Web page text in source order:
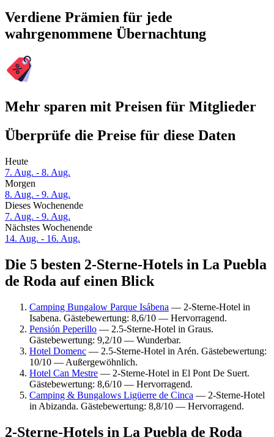
Verdiene Prämien für jede
wahrgenommene Übernachtung
Mehr sparen mit Preisen für Mitglieder
Überprüfe die Preise für diese Daten
Heute
7. Aug. - 8. Aug.
Morgen
8. Aug. - 9. Aug.
Dieses Wochenende
7. Aug. - 9. Aug.
Nächstes Wochenende
14. Aug. - 16. Aug.
Die 5 besten 2-Sterne-Hotels in La Puebla
de Roda auf einen Blick
Camping Bungalow Parque Isábena — 2-Sterne-Hotel in
Isabena. Gästebewertung: 8,6/10 — Hervorragend.
Pensión Peperillo — 2.5-Sterne-Hotel in Graus.
Gästebewertung: 9,2/10 — Wunderbar.
Hotel Domenc — 2.5-Sterne-Hotel in Arén. Gästebewertung:
10/10 — Außergewöhnlich.
Hotel Can Mestre — 2-Sterne-Hotel in El Pont De Suert.
Gästebewertung: 8,6/10 — Hervorragend.
Camping & Bungalows Ligüerre de Cinca — 2-Sterne-Hotel
in Abizanda. Gästebewertung: 8,8/10 — Hervorragend.
2-Sterne-Hotels in La Puebla de Roda